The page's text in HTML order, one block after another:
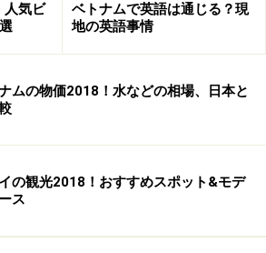
てくれるおすすめのお茶です。
ものです。最新の内容をご確認くださ
新情報の入手に努め、「
するなど、安全確保に十分注意を払ってく
人気ビ
ベトナムで英語は通じる？現
地の英語事情
ムの物価2018！水などの相場、日本と
の観光2018！おすすめスポット&モデ
ス